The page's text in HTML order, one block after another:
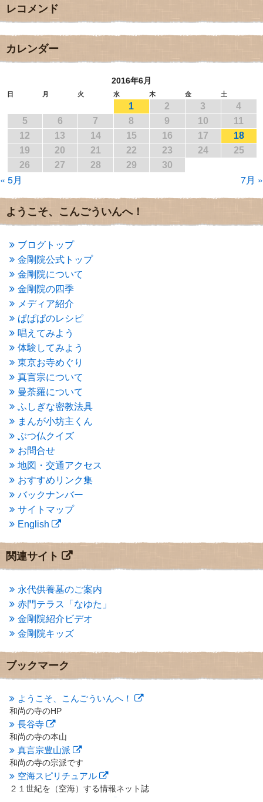
2017年12月
2017年11月(3)
2017年9月
2017年8月
2017年5月
2017年3月(1)
2017年2月(1)
2017年1月(2)
2016年12月(4)
2016年11月
2016年10月
2016年8月
2016年7月
(3)
2016年5月(3)
2016年4月
(4)
2016年3月 (4)
2016年2月 (5)
2016年1月(3)
2015年12月(6)
2015年11月 (4)
2015年10月
(4)
2015年9月(3)
2015年8月(4)
2015年7月(4)
2015年6月(3)
2015年5月(1)
2015年4月(1)
2015年3月 (3)
2015年2月(3)
2015年1月(1)
2014年12月
2014年9月(1)
2014年5月 (1)
2014年4月
2014年1月(1)
2013年11月 (4)
2013年10月
2013年8月
(7)
2013年7月
(7)
2013年5月(13)
2013年4月(1)
2013年3月 (4)
2013年2月(6)
2013年1月(6)
2012年12月(7)
2012年11月(7)
2012年10月
2012年8月
(9)
2012年7月(10)
2012年6月
2012年5月(16)
2012年4月 (16)
2012年3月(17)
2012年2月(20)
2012年1月(25)
レコメンド
カレンダー
2016年6月
日 月 火 水 木 金 土
1 2 3
4
5
6 7 8 9 10
11
12
13 14 15 16 17
18
19
20 21 22 23 24
25
26
27 28 29 30
« 5月 7月 »
ようこそ、こんごういんへ！
ブログトップ
金剛院公式トップ
金剛院について
金剛院の四季
メディア紹介
ぱぱぱのレシピ
唱えてみよう
体験してみよう
東京お寺めぐり
真言宗について
曼荼羅について
ふしぎな密教法具
まんが小坊主くん
ぶつ仏クイズ
お問合せ
地図・交通アクセス
おすすめリンク集
バックナンバー
サイトマップ
English
関連サイト
永代供養墓のご案内
赤門テラス「なゆた」
金剛院紹介ビデオ
金剛院キッズ
ブックマーク
ようこそ、こんごういんへ！
和尚の寺のHP
長谷寺
和尚の寺の本山
真言宗豊山派
和尚の寺の宗派です
空海スピリチュアル
２１世紀を（空海）する情報ネット誌